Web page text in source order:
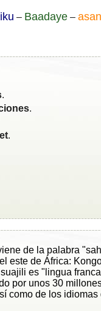
– Baadaye –
.
.
.
de la palabra
este de África:
es "lingua
por unos 30
como de los idiomas